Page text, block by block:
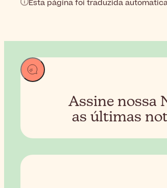
Esta página foi traduzida
Assine nossa
as últimas